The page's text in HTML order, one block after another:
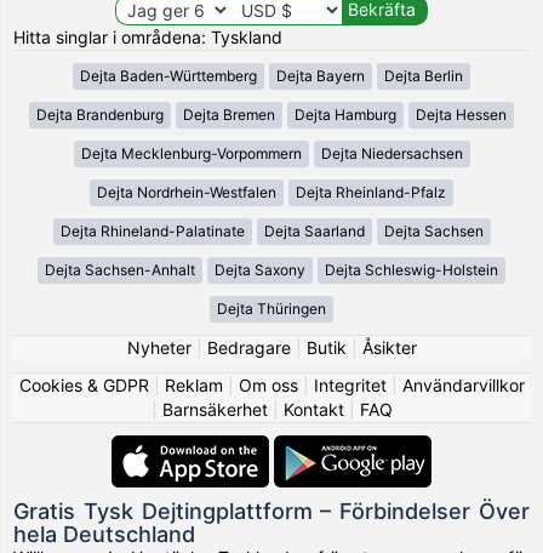
Hitta singlar i områdena: Tyskland
Dejta Baden-Württemberg Dejta Bayern Dejta Berlin
Dejta Brandenburg Dejta Bremen Dejta Hamburg Dejta Hessen
Dejta Mecklenburg-Vorpommern Dejta Niedersachsen
Dejta Nordrhein-Westfalen Dejta Rheinland-Pfalz
Dejta Rhineland-Palatinate Dejta Saarland Dejta Sachsen
Dejta Sachsen-Anhalt Dejta Saxony Dejta Schleswig-Holstein
Dejta Thüringen
Nyheter| Bedragare| Butik
Åsikter
Cookies & GDPR
Reklam Om oss| Integritet| Användarvillkor
Barnsäkerhet| Kontakt| FAQ
Gratis Tysk Dejtingplattform – Förbindelser Över
hela Deutschland